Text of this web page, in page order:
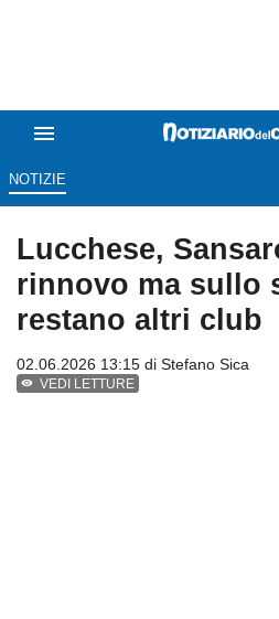
NOTIZIE
Lucchese,
rinnovo ma sullo
restano altri club
02.06.2026 13:15 di Stefano Sica
VEDI LETTURE